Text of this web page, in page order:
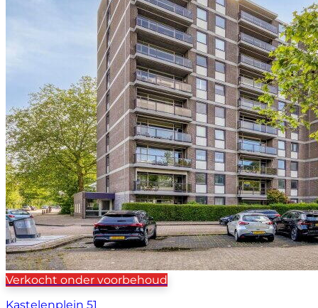
Verkocht onder voorbehoud
Kastelenplein 51